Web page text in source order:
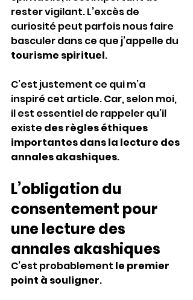
rester vigilant. L’excès de
curiosité peut parfois nous faire
basculer dans ce que j’appelle du
tourisme spirituel.
C’est justement ce qui m’a
inspiré cet article. Car, selon moi,
il est essentiel de rappeler qu’il
existe des règles éthiques
importantes dans la lecture des
annales akashiques.
L’obligation du
consentement pour
une lecture des
annales akashiques
C’est probablement le premier
point à souligner.